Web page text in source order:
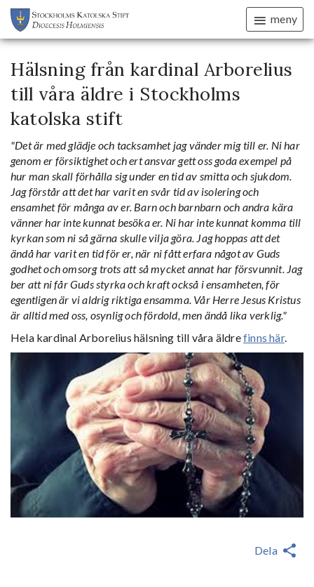
meny
Hälsning från kardinal Arborelius
till våra äldre i Stockholms
katolska stift
"Det är med glädje och tacksamhet jag vänder mig till er. Ni har
genom er försiktighet och ert ansvar gett oss goda exempel på
hur man skall förhålla sig under en tid av smitta och sjukdom.
Jag förstår att det har varit en svår tid av isolering och
ensamhet för många av er. Barn och barnbarn och andra kära
vänner har inte kunnat besöka er. Ni har inte kunnat komma till
kyrkan som ni så gärna skulle vilja göra. Jag hoppas att det
ändå har varit en tid för er, när ni fått erfara något av Guds
godhet och omsorg trots att så mycket annat har försvunnit. Jag
ber att ni får Guds styrka och kraft också i ensamheten, för
egentligen är vi aldrig riktiga ensamma. Vår Herre Jesus Kristus
är alltid med oss, osynlig och fördold, men ändå lika verklig."
Hela kardinal Arborelius hälsning till våra äldrefinns här.
Dela